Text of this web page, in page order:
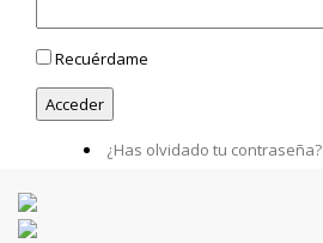
Recuérdame
¿Has olvidado tu contraseña?